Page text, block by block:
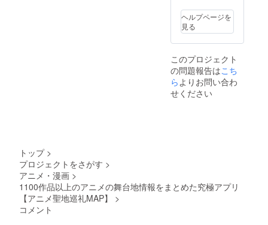
DMでの
質問回
答をご
希望の
は、ア
カウン
ト名を
備考欄
にご記
ヘルプページを
見る
このプロジェクト
の問題報告はこち
らよりお問い合わ
せください
トップ >
プロジェクトをさがす >
アニメ・漫画 >
1100作品以上のアニメの舞台地情報をまとめた究極アプリ
【アニメ聖地巡礼MAP】
>
コメント